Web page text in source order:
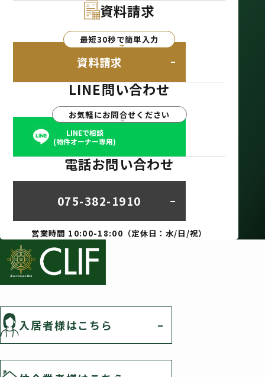
資料請求
最短30秒で簡単入力
資料請求
LINE問い合わせ
お気軽にお問合せください
LINEで相談
(物件オーナー専用)
電話お問い合わせ
075-382-1910
営業時間 10:00-18:00（定休日：水/日/祝）
入居者様はこちら